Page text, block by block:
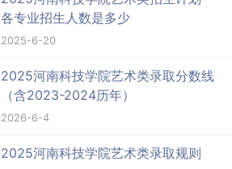
各专业招生人数是多少
2025-6-20
2025河南科技学院艺术类录取分数线
（含2023-2024历年）
2026-6-4
2025河南科技学院艺术类录取规则